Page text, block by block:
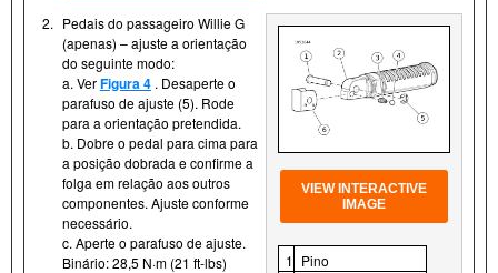
2. Pedais do passageiro Willie G
(apenas) – ajuste a orientação
do seguinte modo:
a. VerFigura 4 . Desaperte o
parafuso de ajuste (5). Rode
para a orientação pretendida.
b. Dobre o pedal para cima para
a posição dobrada e confirme a
folga em relação aos outros
componentes. Ajuste conforme
necessário.
c. Aperte o parafuso de ajuste.
Binário: 28,5 N·m (21 ft-lbs)
VIEW INTERACTIVE
IMAGE
1 Pino